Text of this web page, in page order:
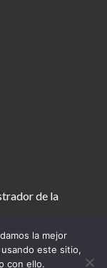
de la
la mejor
este sitio,
con ello.